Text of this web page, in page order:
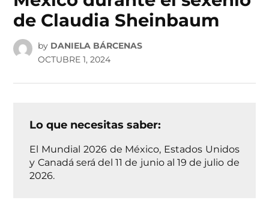
de Claudia Sheinbaum
by DANIELA BÁRCENAS
OCTUBRE 1, 2024
Lo que necesitas saber:
El Mundial 2026 de México, Estados Unidos
y Canadá será del 11 de junio al 19 de julio de
2026.